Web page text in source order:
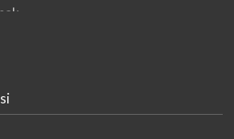
sekali tidak ada nama
udh sampek, kan bru 2 hri